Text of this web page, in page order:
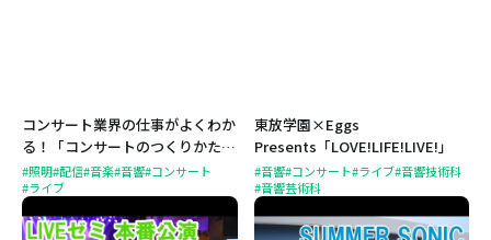
コンサート業界の仕事がよくわか
る！「コンサートのつくりかた」
を開催！
#照明#配信#音楽#音響#コンサート
#ライブ
東放学園×Eggs
Presents「LOVE!LIFE!LIVE!」
#音響#コンサート#ライブ#音響技術科
#音響芸術科